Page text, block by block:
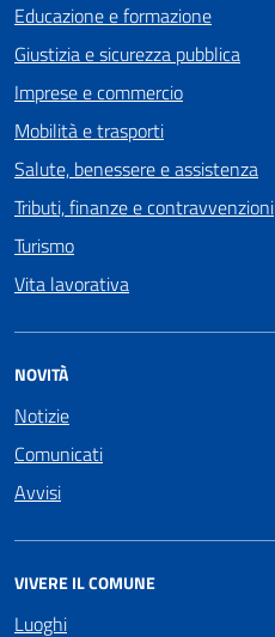
Educazione e formazione
Giustizia e sicurezza pubblica
Imprese e commercio
Mobilità e trasporti
Salute, benessere e assistenza
Tributi, finanze e contravvenzioni
Turismo
Vita lavorativa
NOVITÀ
Notizie
Comunicati
Avvisi
VIVERE IL COMUNE
Luoghi